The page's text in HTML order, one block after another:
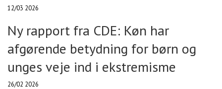
12/03 2026
Ny rapport fra CDE: Køn har
afgørende betydning for børn og
unges veje ind i ekstremisme
26/02 2026